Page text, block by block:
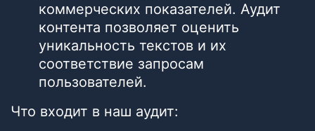
коммерческих показателей. Аудит
контента позволяет оценить
уникальность текстов и их
соответствие запросам
пользователей.
Что входит в наш аудит: